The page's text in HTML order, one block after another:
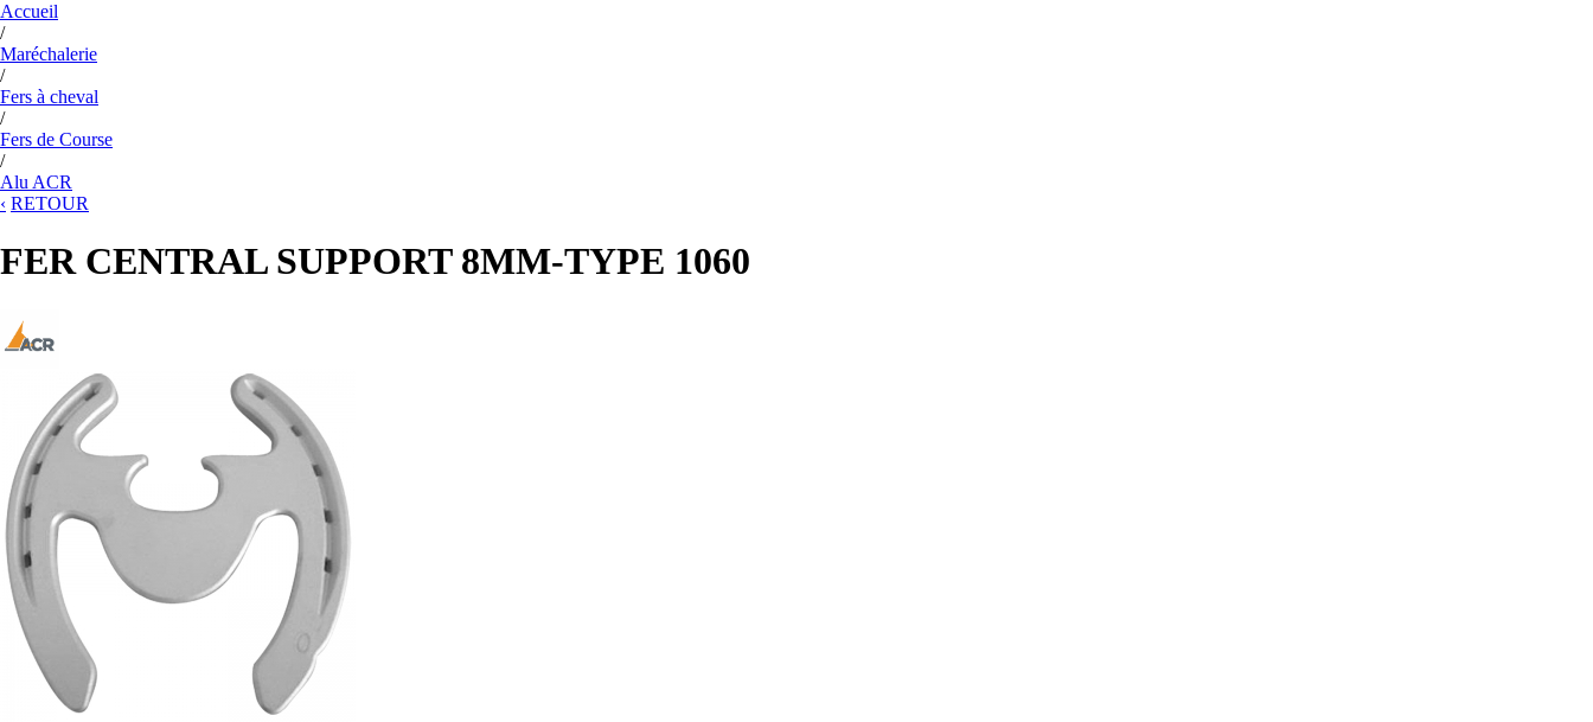
Accueil
/
Maréchalerie
/
Fers à cheval
/
Fers de Course
/
Alu ACR
‹ RETOUR
FER CENTRAL SUPPORT 8MM-TYPE 1060